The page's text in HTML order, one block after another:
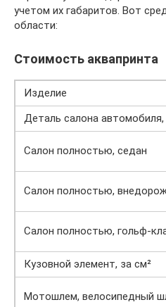
учетом их габаритов. Вот
области:
Стоимость аквапринта
Изделие
Деталь салона автомобиля,
Салон полностью, седан
Салон полностью,
Салон полностью, гольф-
Кузовной элемент, за см²
Мотошлем, велосипедный